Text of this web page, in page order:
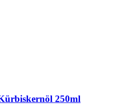
250ml